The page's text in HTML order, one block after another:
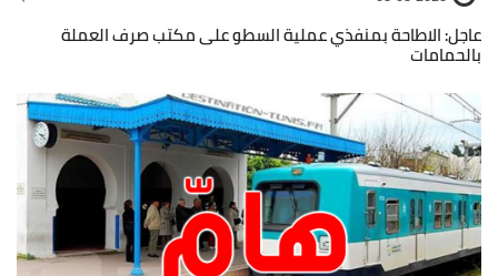
عاجل: الاطاحة بمنفذي عملية السطو على مكتب صرف العملة
بالحمامات